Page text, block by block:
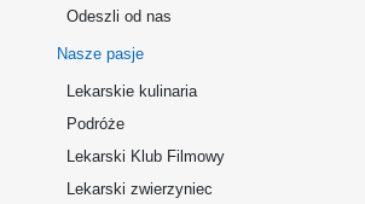
Odeszli od nas
Nasze pasje
Lekarskie kulinaria
Podróże
Lekarski Klub Filmowy
Lekarski zwierzyniec